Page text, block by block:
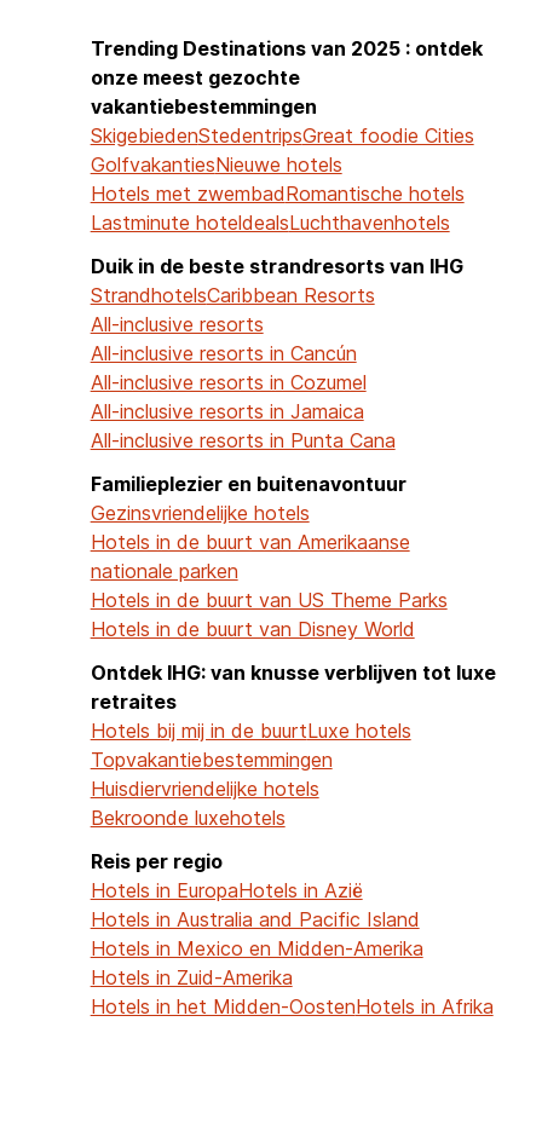
Trending Destinations van 2025 : ontdek
onze meest gezochte
vakantiebestemmingen
SkigebiedenStedentripsGreat foodie Cities
GolfvakantiesNieuwe hotels
Hotels met zwembadRomantische hotels
Lastminute hoteldealsLuchthavenhotels
Duik in de beste strandresorts van IHG
StrandhotelsCaribbean Resorts
All-inclusive resorts
All-inclusive resorts in Cancún
All-inclusive resorts in Cozumel
All-inclusive resorts in Jamaica
All-inclusive resorts in Punta Cana
Familieplezier en buitenavontuur
Gezinsvriendelijke hotels
Hotels in de buurt van Amerikaanse
nationale parken
Hotels in de buurt van US Theme Parks
Hotels in de buurt van Disney World
Ontdek IHG: van knusse verblijven tot luxe
retraites
Hotels bij mij in de buurtLuxe hotels
Topvakantiebestemmingen
Huisdiervriendelijke hotels
Bekroonde luxehotels
Reis per regio
Hotels in EuropaHotels in Azië
Hotels in Australia and Pacific Island
Hotels in Mexico en Midden-Amerika
Hotels in Zuid-Amerika
Hotels in het Midden-OostenHotels in Afrika